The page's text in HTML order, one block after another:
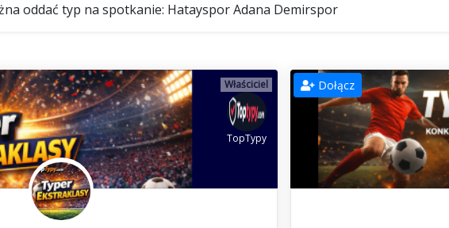
oddać typ na spotkanie: Hatayspor Adana Demirspor
Właściciel
TopTypy
Dołącz